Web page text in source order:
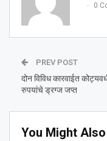
0
PREV POST
दोन विविध कारवाईत
रुपयांचे ड्रग्ज जप्त
You Might